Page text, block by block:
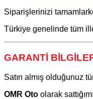
Siparişlerinizi
Türkiye genelinde tüm
GARANTİ
Satın almış olduğunuz
OMR Oto olarak